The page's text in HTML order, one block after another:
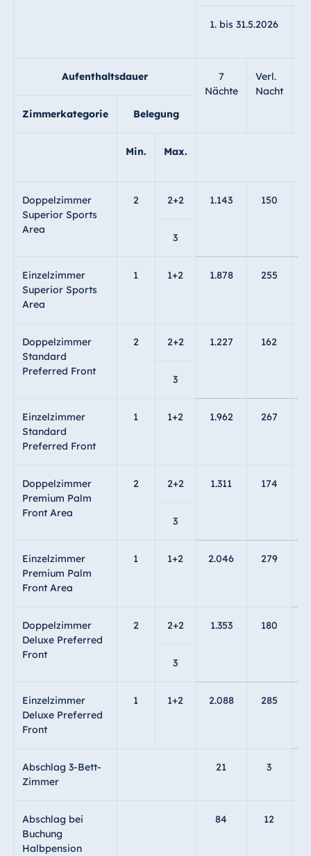
1. bis 31.5.2026
Aufenthaltsdauer
7
Nächte
Verl.
Nacht
Zimmerkategorie
Belegung
Min. Max.
Doppelzimmer
Superior Sports
Area
2 2+2 1.143 150
3
Einzelzimmer
Superior Sports
Area
1 1+2 1.878 255
Doppelzimmer
Standard
Preferred Front
2 2+2 1.227 162
3
Einzelzimmer
Standard
Preferred Front
1 1+2 1.962 267
Doppelzimmer
Premium Palm
Front Area
2 2+2 1.311 174
3
Einzelzimmer
Premium Palm
Front Area
1 1+2 2.046 279
Doppelzimmer
Deluxe Preferred
Front
2 2+2 1.353 180
3
Einzelzimmer
Deluxe Preferred
Front
1 1+2 2.088 285
Abschlag 3-Bett-
Zimmer
21 3
Abschlag bei
Buchung
Halbpension
84 12